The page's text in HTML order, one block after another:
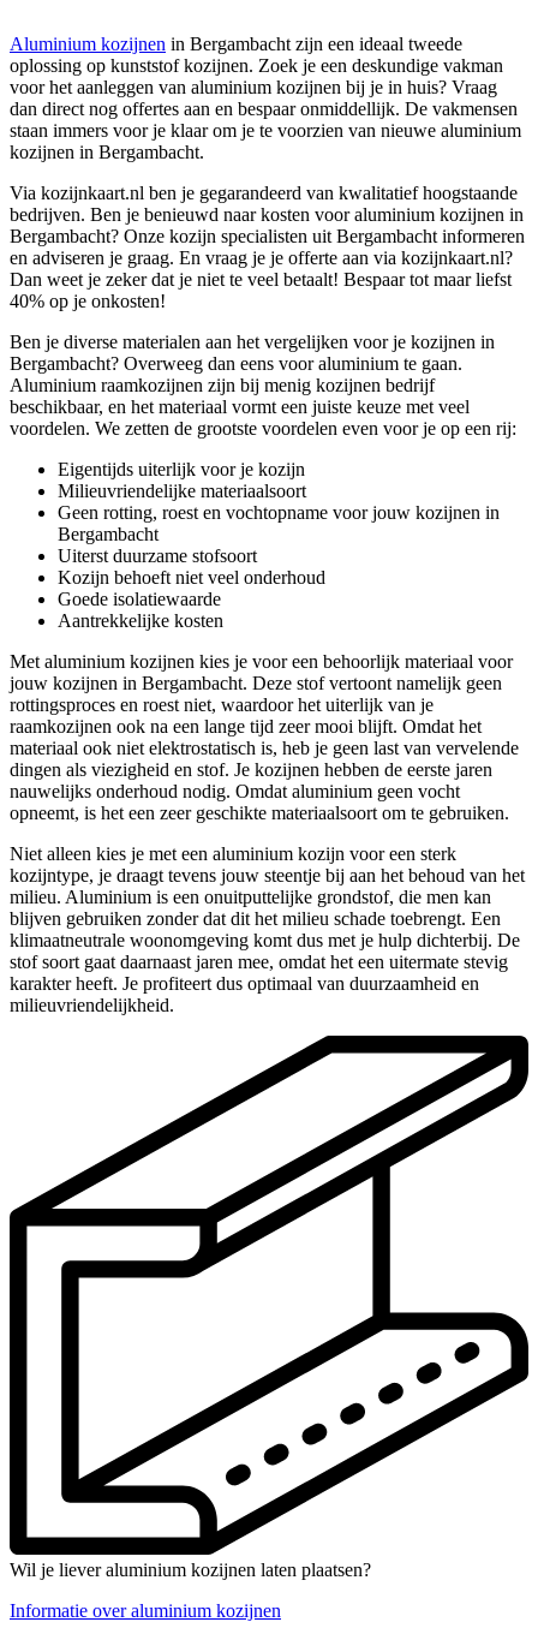
Aluminium kozijnen in Bergambacht zijn een ideaal tweede
oplossing op kunststof kozijnen. Zoek je een deskundige vakman
voor het aanleggen van aluminium kozijnen bij je in huis? Vraag
dan direct nog offertes aan en bespaar onmiddellijk. De vakmensen
staan immers voor je klaar om je te voorzien van nieuwe aluminium
kozijnen in Bergambacht.
Via kozijnkaart.nl ben je gegarandeerd van kwalitatief hoogstaande
bedrijven. Ben je benieuwd naar kosten voor aluminium kozijnen in
Bergambacht? Onze kozijn specialisten uit Bergambacht informeren
en adviseren je graag. En vraag je je offerte aan via kozijnkaart.nl?
Dan weet je zeker dat je niet te veel betaalt! Bespaar tot maar liefst
40% op je onkosten!
Ben je diverse materialen aan het vergelijken voor je kozijnen in
Bergambacht? Overweeg dan eens voor aluminium te gaan.
Aluminium raamkozijnen zijn bij menig kozijnen bedrijf
beschikbaar, en het materiaal vormt een juiste keuze met veel
voordelen. We zetten de grootste voordelen even voor je op een rij:
Eigentijds uiterlijk voor je kozijn
Milieuvriendelijke materiaalsoort
Geen rotting, roest en vochtopname voor jouw kozijnen in
Bergambacht
Uiterst duurzame stofsoort
Kozijn behoeft niet veel onderhoud
Goede isolatiewaarde
Aantrekkelijke kosten
Met aluminium kozijnen kies je voor een behoorlijk materiaal voor
jouw kozijnen in Bergambacht. Deze stof vertoont namelijk geen
rottingsproces en roest niet, waardoor het uiterlijk van je
raamkozijnen ook na een lange tijd zeer mooi blijft. Omdat het
materiaal ook niet elektrostatisch is, heb je geen last van vervelende
dingen als viezigheid en stof. Je kozijnen hebben de eerste jaren
nauwelijks onderhoud nodig. Omdat aluminium geen vocht
opneemt, is het een zeer geschikte materiaalsoort om te gebruiken.
Niet alleen kies je met een aluminium kozijn voor een sterk
kozijntype, je draagt tevens jouw steentje bij aan het behoud van het
milieu. Aluminium is een onuitputtelijke grondstof, die men kan
blijven gebruiken zonder dat dit het milieu schade toebrengt. Een
klimaatneutrale woonomgeving komt dus met je hulp dichterbij. De
stof soort gaat daarnaast jaren mee, omdat het een uitermate stevig
karakter heeft. Je profiteert dus optimaal van duurzaamheid en
milieuvriendelijkheid.
Wil je liever aluminium kozijnen laten plaatsen?
Informatie over aluminium kozijnen